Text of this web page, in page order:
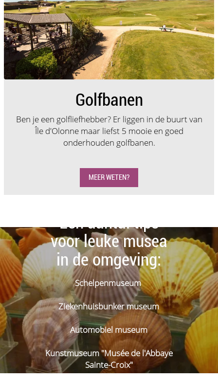
Golfbanen
Ben je een golfliefhebber? Er liggen in de buurt van
Île d'Olonne maar liefst 5 mooie en goed
onderhouden golfbanen.
MEER WETEN?
Een aantal tips
voor leuke musea
in de omgeving:
Schelpenmuseum
Ziekenhuisbunker museum
Automobiel museum
Kunstmuseum "Musée de l'Abbaye
Sainte-Croix"